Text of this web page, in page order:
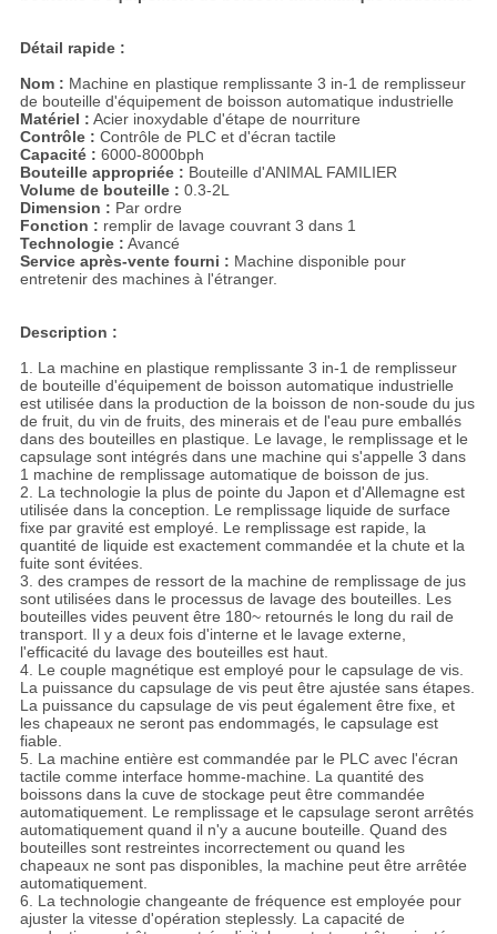
Détail rapide :
Nom : Machine en plastique remplissante 3 in-1 de remplisseur
de bouteille d'équipement de boisson automatique industrielle
Matériel : Acier inoxydable d'étape de nourriture
Contrôle : Contrôle de PLC et d'écran tactile
Capacité : 6000-8000bph
Bouteille appropriée : Bouteille d'ANIMAL FAMILIER
Volume de bouteille : 0.3-2L
Dimension : Par ordre
Fonction : remplir de lavage couvrant 3 dans 1
Technologie : Avancé
Service après-vente fourni : Machine disponible pour
entretenir des machines à l'étranger.
Description :
1. La machine en plastique remplissante 3 in-1 de remplisseur
de bouteille d'équipement de boisson automatique industrielle
est utilisée dans la production de la boisson de non-soude du jus
de fruit, du vin de fruits, des minerais et de l'eau pure emballés
dans des bouteilles en plastique. Le lavage, le remplissage et le
capsulage sont intégrés dans une machine qui s'appelle 3 dans
1 machine de remplissage automatique de boisson de jus.
2. La technologie la plus de pointe du Japon et d'Allemagne est
utilisée dans la conception. Le remplissage liquide de surface
fixe par gravité est employé. Le remplissage est rapide, la
quantité de liquide est exactement commandée et la chute et la
fuite sont évitées.
3. des crampes de ressort de la machine de remplissage de jus
sont utilisées dans le processus de lavage des bouteilles. Les
bouteilles vides peuvent être 180~ retournés le long du rail de
transport. Il y a deux fois d'interne et le lavage externe,
l'efficacité du lavage des bouteilles est haut.
4. Le couple magnétique est employé pour le capsulage de vis.
La puissance du capsulage de vis peut être ajustée sans étapes.
La puissance du capsulage de vis peut également être fixe, et
les chapeaux ne seront pas endommagés, le capsulage est
fiable.
5. La machine entière est commandée par le PLC avec l'écran
tactile comme interface homme-machine. La quantité des
boissons dans la cuve de stockage peut être commandée
automatiquement. Le remplissage et le capsulage seront arrêtés
automatiquement quand il n'y a aucune bouteille. Quand des
bouteilles sont restreintes incorrectement ou quand les
chapeaux ne sont pas disponibles, la machine peut être arrêtée
automatiquement.
6. La technologie changeante de fréquence est employée pour
ajuster la vitesse d'opération steplessly. La capacité de